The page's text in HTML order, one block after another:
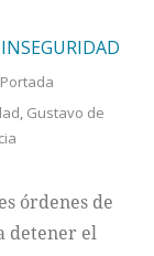
Portada
, Gustavo de
órdenes de
detener el